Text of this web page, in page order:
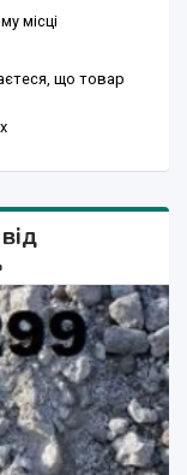
місці
що товар